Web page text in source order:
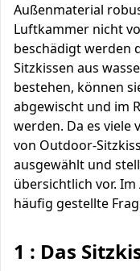
Außenmaterial
Luftkammer nicht
beschädigt werden
Sitzkissen aus
bestehen, können
abgewischt und im
werden. Da es viele
von Outdoor-
ausgewählt und
übersichtlich vor.
häufig gestellte
1 : Das